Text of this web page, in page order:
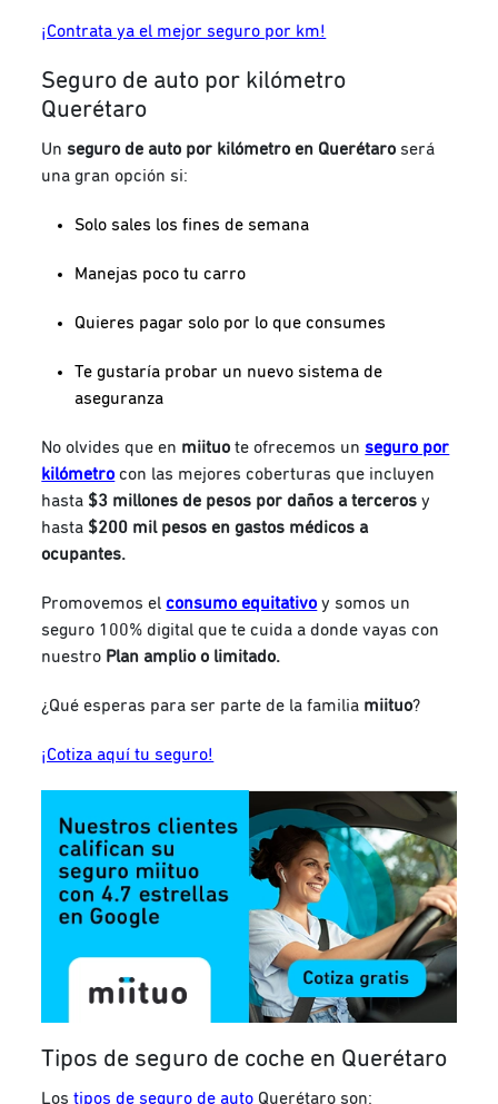
¡Contrata ya el mejor seguro por km!
Seguro de auto por kilómetro
Querétaro
Un seguro de auto por kilómetro en Querétaro será
una gran opción si:
Solo sales los fines de semana
Manejas poco tu carro
Quieres pagar solo por lo que consumes
Te gustaría probar un nuevo sistema de
aseguranza
No olvides que en miituote ofrecemos un seguro por
kilómetro con las mejores coberturas que incluyen
hasta $3 millones de pesos por daños a terceros y
hasta $200 mil pesos en gastos médicos a
ocupantes.
Promovemos el consumo equitativo y somos un
seguro 100% digital que te cuida a donde vayas con
nuestro Plan amplio o limitado.
¿Qué esperas para ser parte de la familia miituo?
¡Cotiza aquí tu seguro!
Tipos de seguro de coche en Querétaro
Lostipos de seguro de auto Querétaro son: